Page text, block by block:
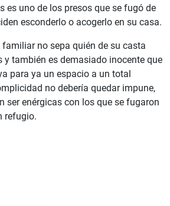
es uno de los presos que se fugó de
esconderlo o acogerlo en su casa.
familiar no sepa quién de su casta
y también es demasiado inocente que
para ya un espacio a un total
no debería quedar impune,
ser enérgicas con los que se fugaron
refugio.